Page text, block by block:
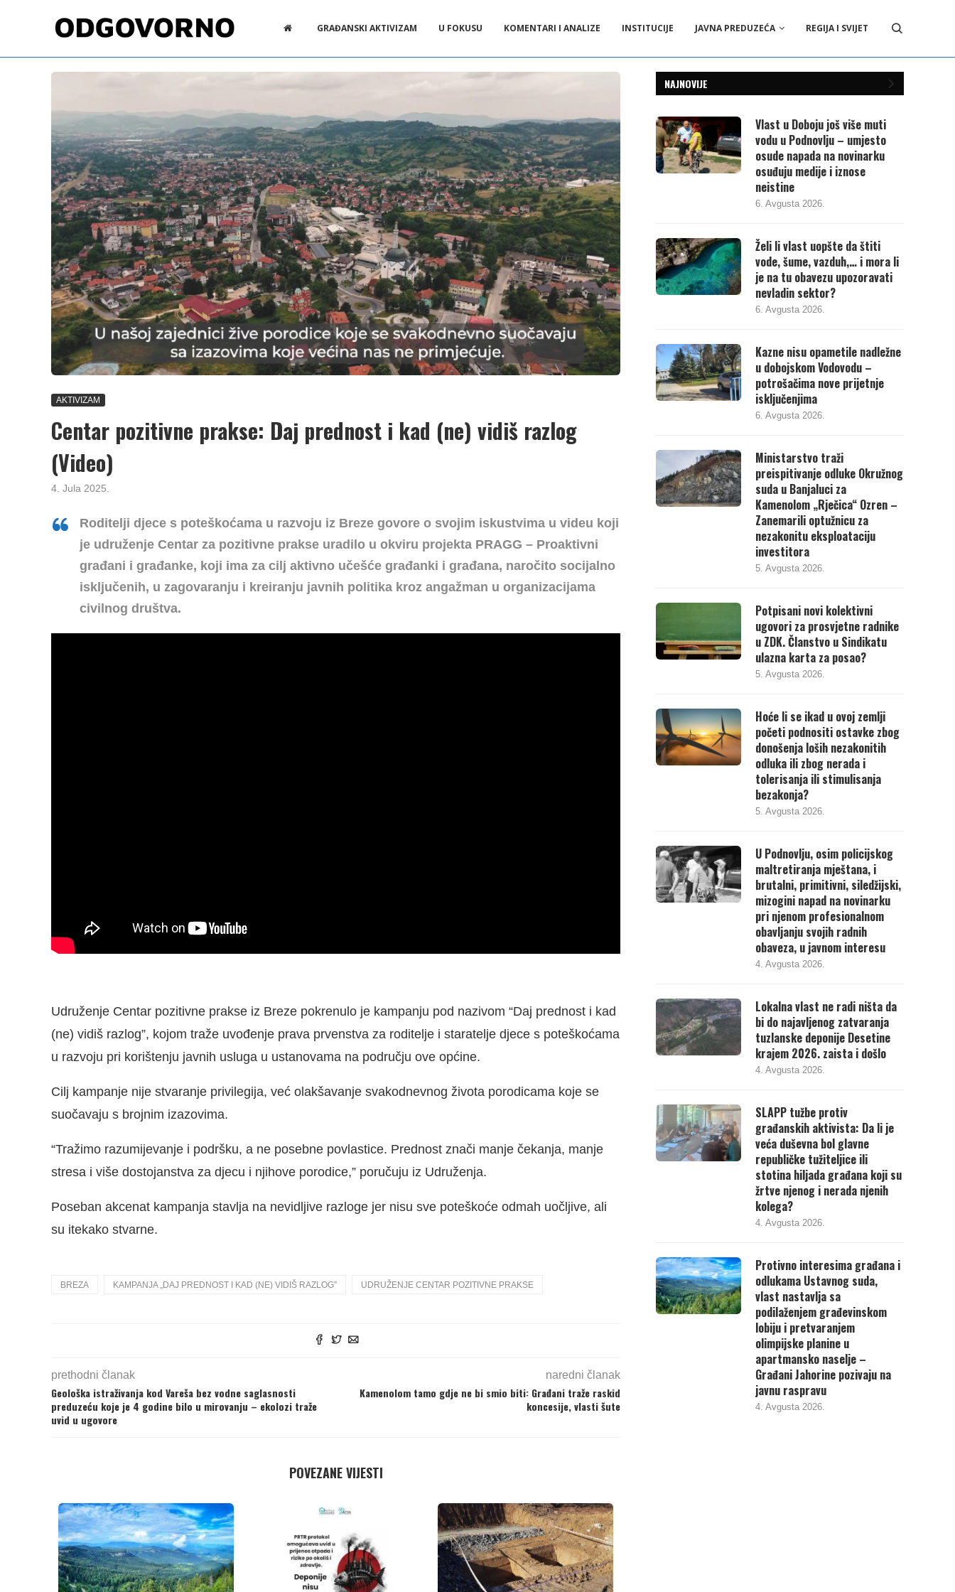
GRAĐANSKI AKTIVIZAM U FOKUSU KOMENTARI I ANALIZE INSTITUCIJE JAVNA PREDUZEĆA REGIJA I SVIJET
AKTIVIZAM
Centar pozitivne prakse: Daj prednost i kad (ne) vidiš razlog
(Video)
4. Jula 2025.
Roditelji djece s poteškoćama u razvoju iz Breze govore o svojim iskustvima u videu koji
je udruženje Centar za pozitivne prakse uradilo u okviru projekta PRAGG – Proaktivni
građani i građanke, koji ima za cilj aktivno učešće građanki i građana, naročito socijalno
isključenih, u zagovaranju i kreiranju javnih politika kroz angažman u organizacijama
civilnog društva.
Udruženje Centar pozitivne prakse iz Breze pokrenulo je kampanju pod nazivom “Daj prednost i kad
(ne) vidiš razlog”, kojom traže uvođenje prava prvenstva za roditelje i staratelje djece s poteškoćama
u razvoju pri korištenju javnih usluga u ustanovama na području ove općine.
Cilj kampanje nije stvaranje privilegija, već olakšavanje svakodnevnog života porodicama koje se
suočavaju s brojnim izazovima.
“Tražimo razumijevanje i podršku, a ne posebne povlastice. Prednost znači manje čekanja, manje
stresa i više dostojanstva za djecu i njihove porodice,” poručuju iz Udruženja.
Poseban akcenat kampanja stavlja na nevidljive razloge jer nisu sve poteškoće odmah uočljive, ali
su itekako stvarne.
BREZA KAMPANJA „DAJ PREDNOST I KAD (NE) VIDIŠ RAZLOG” UDRUŽENJE CENTAR POZITIVNE PRAKSE
prethodni članak
Geološka istraživanja kod Vareša bez vodne saglasnosti
preduzeću koje je 4 godine bilo u mirovanju – ekolozi traže
uvid u ugovore
naredni članak
Kamenolom tamo gdje ne bi smio biti: Građani traže raskid
koncesije, vlasti šute
POVEZANE VIJESTI
NAJNOVIJE
Vlast u Doboju još više muti
vodu u Podnovlju – umjesto
osude napada na novinarku
osuđuju medije i iznose
neistine
6. Avgusta 2026.
Želi li vlast uopšte da štiti
vode, šume, vazduh,… i mora li
je na tu obavezu upozoravati
nevladin sektor?
6. Avgusta 2026.
Kazne nisu opametile nadležne
u dobojskom Vodovodu –
potrošačima nove prijetnje
isključenjima
6. Avgusta 2026.
Ministarstvo traži
preispitivanje odluke Okružnog
suda u Banjaluci za
Kamenolom „Rječica“ Ozren –
Zanemarili optužnicu za
nezakonitu eksploataciju
investitora
5. Avgusta 2026.
Potpisani novi kolektivni
ugovori za prosvjetne radnike
u ZDK. Članstvo u Sindikatu
ulazna karta za posao?
5. Avgusta 2026.
Hoće li se ikad u ovoj zemlji
početi podnositi ostavke zbog
donošenja loših nezakonitih
odluka ili zbog nerada i
tolerisanja ili stimulisanja
bezakonja?
5. Avgusta 2026.
U Podnovlju, osim policijskog
maltretiranja mještana, i
brutalni, primitivni, siledžijski,
mizogini napad na novinarku
pri njenom profesionalnom
obavljanju svojih radnih
obaveza, u javnom interesu
4. Avgusta 2026.
Lokalna vlast ne radi ništa da
bi do najavljenog zatvaranja
tuzlanske deponije Desetine
krajem 2026. zaista i došlo
4. Avgusta 2026.
SLAPP tužbe protiv
građanskih aktivista: Da li je
veća duševna bol glavne
republičke tužiteljice ili
stotina hiljada građana koji su
žrtve njenog i nerada njenih
kolega?
4. Avgusta 2026.
Protivno interesima građana i
odlukama Ustavnog suda,
vlast nastavlja sa
podilaženjem građevinskom
lobiju i pretvaranjem
olimpijske planine u
apartmansko naselje –
Građani Jahorine pozivaju na
javnu raspravu
4. Avgusta 2026.